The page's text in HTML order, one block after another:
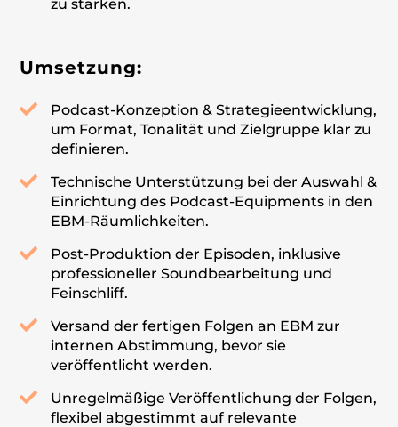
zu stärken.
Umsetzung:
Podcast-Konzeption & Strategieentwicklung,
um Format, Tonalität und Zielgruppe klar zu
definieren.
Technische Unterstützung bei der Auswahl &
Einrichtung des Podcast-Equipments in den
EBM-Räumlichkeiten.
Post-Produktion der Episoden, inklusive
professioneller Soundbearbeitung und
Feinschliff.
Versand der fertigen Folgen an EBM zur
internen Abstimmung, bevor sie
veröffentlicht werden.
Unregelmäßige Veröffentlichung der Folgen,
flexibel abgestimmt auf relevante